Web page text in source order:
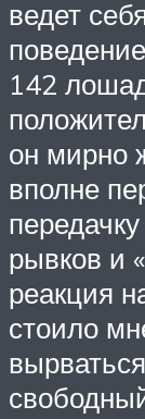
ведет
142
он мирно
вполне
рывков и
реакция
стоило